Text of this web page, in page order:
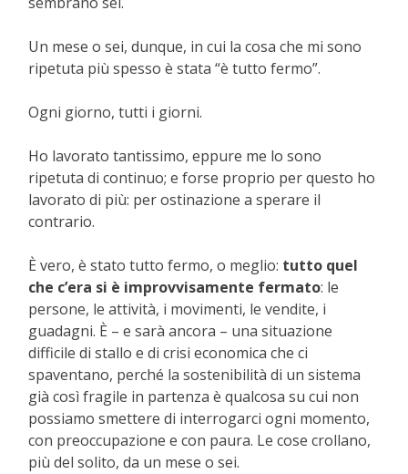
Un mese o sei, dunque, in cui la cosa che mi sono
ripetuta più spesso è stata “è tutto fermo”.
Ogni giorno, tutti i giorni.
Ho lavorato tantissimo, eppure me lo sono
ripetuta di continuo; e forse proprio per questo ho
lavorato di più: per ostinazione a sperare il
contrario.
È vero, è stato tutto fermo, o meglio: tutto quel
che c’era si è improvvisamente fermato: le
persone, le attività, i movimenti, le vendite, i
guadagni. È – e sarà ancora – una situazione
difficile di stallo e di crisi economica che ci
spaventano, perché la sostenibilità di un sistema
già così fragile in partenza è qualcosa su cui non
possiamo smettere di interrogarci ogni momento,
con preoccupazione e con paura. Le cose crollano,
più del solito, da un mese o sei.